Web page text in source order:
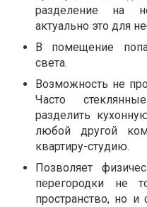
разделение на
актуально это для
В помещение
света.
Возможность не
Часто
разделить
любой другой
квартиру-студию.
Позволяет
перегородки не
пространство, но